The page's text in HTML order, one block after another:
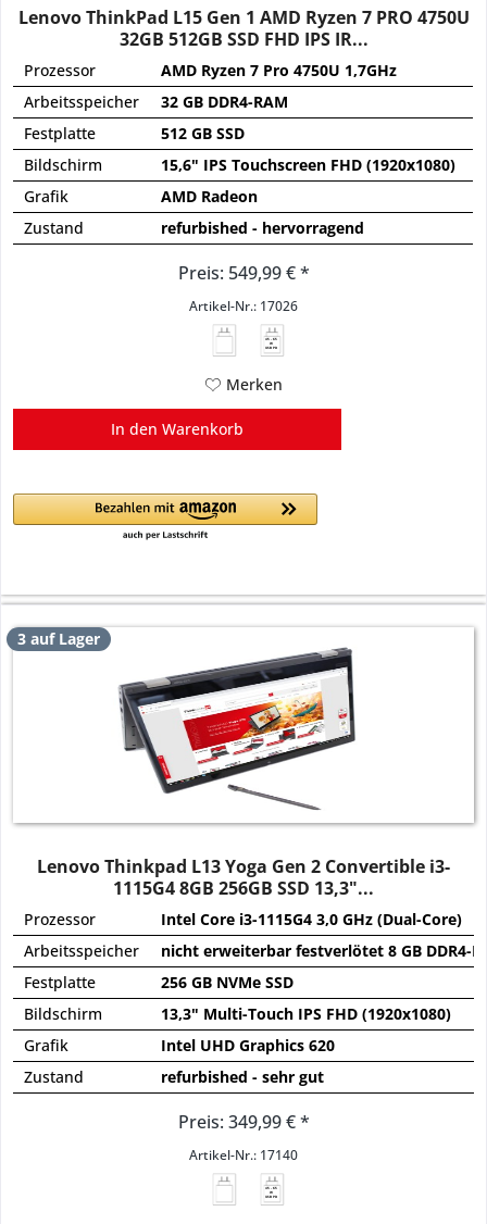
Lenovo ThinkPad L15 Gen 1 AMD Ryzen 7 PRO 4750U
32GB 512GB SSD FHD IPS IR...
Prozessor
AMD Ryzen 7 Pro 4750U 1,7GHz
Arbeitsspeicher
32 GB DDR4-RAM
Festplatte
512 GB SSD
Bildschirm
15,6" IPS Touchscreen FHD (1920x1080)
Grafik
AMD Radeon
Zustand
refurbished - hervorragend
Preis: 549,99 € *
Artikel-Nr.: 17026
45 - 65
W
USB PD
Merken
In den Warenkorb
3 auf Lager
Lenovo Thinkpad L13 Yoga Gen 2 Convertible i3-
1115G4 8GB 256GB SSD 13,3"...
Prozessor
Intel Core i3-1115G4 3,0 GHz (Dual-Core)
Arbeitsspeicher
nicht erweiterbar festverlötet 8 GB DDR4-
Festplatte
256 GB NVMe SSD
Bildschirm
13,3" Multi-Touch IPS FHD (1920x1080)
Grafik
Intel UHD Graphics 620
Zustand
refurbished - sehr gut
Preis: 349,99 € *
Artikel-Nr.: 17140
45 - 65
W
USB PD